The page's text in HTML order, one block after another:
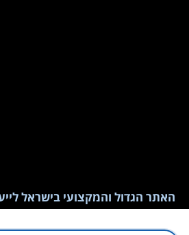
האתר הגדול והמקצועי בישראל